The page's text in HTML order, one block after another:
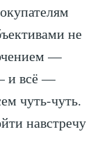
не
—
и всё —
чуть-чуть.
навстречу